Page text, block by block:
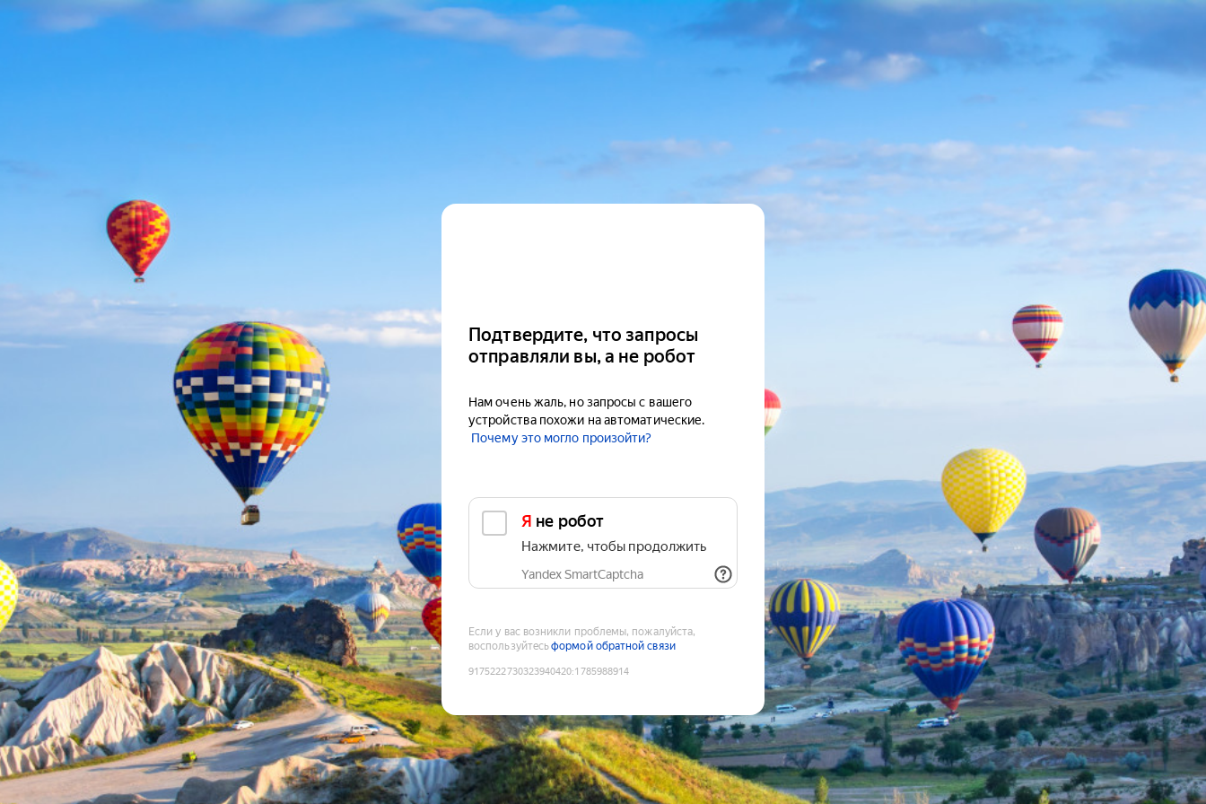
Подтвердите, что запросы
отправляли вы, а не робот
Нам очень жаль, но запросы с вашего
устройства похожи на автоматические.
Почему это могло произойти?
Я не робот
Нажмите, чтобы продолжить
Yandex SmartCaptcha
Если у вас возникли проблемы, пожалуйста,
воспользуйтесьформой обратной связи
9175222730323940420:1785988914